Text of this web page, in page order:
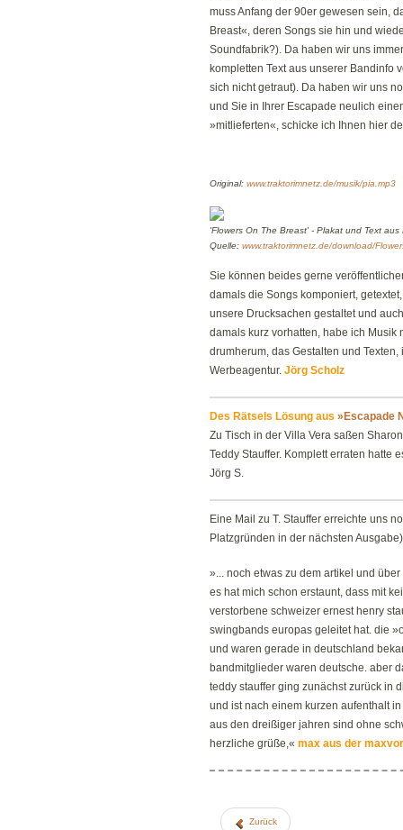
muss Anfang der 90er gewesen sein,
Breast«, deren Songs sie hin und
Soundfabrik?). Da haben wir uns
kompletten Text aus unserer Bandinfo
sich nicht getraut). Da haben wir uns
und Sie in Ihrer Escapade neulich
»mitlieferten«, schicke ich Ihnen hier
Original: www.traktorimnetz.de/musik/pia.mp3
'Flowers On The Breast' - Plakat und Text aus
Quelle: www.traktorimnetz.de/download/
Sie können beides gerne
damals die Songs komponiert,
unsere Drucksachen gestaltet und
damals kurz vorhatten, habe ich Musik
drumherum, das Gestalten und
Werbeagentur. Jörg Scholz
Des Rätsels Lösung aus »Escapade
Zu Tisch in der Villa Vera saßen
Teddy Stauffer. Komplett erraten hatte
Jörg S.
Eine Mail zu T. Stauffer erreichte uns
Platzgründen in der nächsten
»... noch etwas zu dem artikel und
es hat mich schon erstaunt, dass mit
verstorbene schweizer ernest henry
swingbands europas geleitet hat. die
und waren gerade in deutschland
bandmitglieder waren deutsche. aber
teddy stauffer ging zunächst zurück in
und ist nach einem kurzen aufenthalt
aus den dreißiger jahren sind ohne
herzliche grüße,« max aus der
Zurück